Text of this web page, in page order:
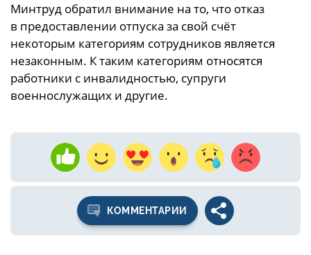
Минтруд обратил внимание на то, что отказ
в предоставлении отпуска за свой счёт
некоторым категориям сотрудников является
незаконным. К таким категориям относятся
работники с инвалидностью, супруги
военнослужащих и другие.
КОММЕНТАРИИ